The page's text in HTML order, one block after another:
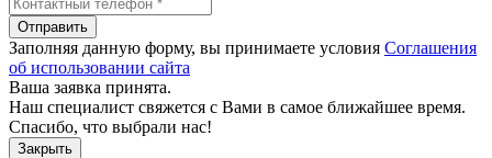
Отправить
Заполняя данную форму, вы принимаете условия Соглашения
об использовании сайта
Ваша заявка принята.
Наш специалист свяжется с Вами в самое ближайшее время.
Спасибо, что выбрали нас!
Закрыть